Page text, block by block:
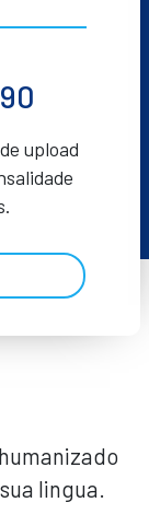
upload
lingua.